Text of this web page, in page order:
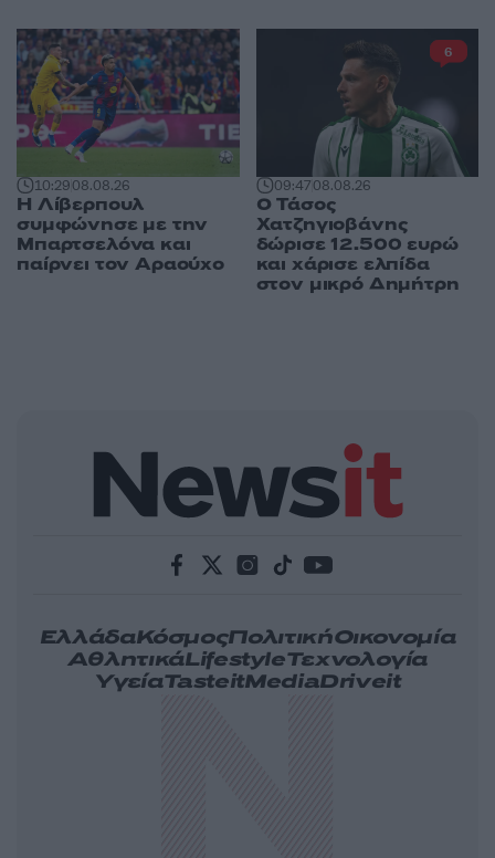
10:2908.08.26
Η Λίβερπουλ
συμφώνησε με την
Μπαρτσελόνα και
παίρνει τον Αραούχο
09:4708.08.26
Ο Τάσος
Χατζηγιοβάνης
δώρισε 12.500 ευρώ
και χάρισε ελπίδα
στον μικρό Δημήτρη
6
ΕλλάδαΚόσμοςΠολιτικήΟικονομία
ΑθλητικάLifestyleΤεχνολογία
ΥγείαTasteitMediaDriveit